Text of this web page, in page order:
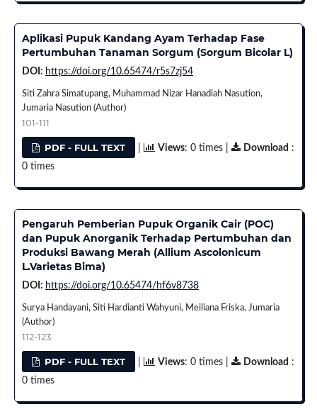
Aplikasi Pupuk Kandang Ayam Terhadap Fase
Pertumbuhan Tanaman Sorgum (Sorgum Bicolar L)
DOI: https://doi.org/10.65474/r5s7zj54
Siti Zahra Simatupang, Muhammad Nizar Hanadiah Nasution,
Jumaria Nasution (Author)
101-111
PDF - FULL TEXT Views: 0 times | Download :
0 times
Pengaruh Pemberian Pupuk Organik Cair (POC)
dan Pupuk Anorganik Terhadap Pertumbuhan dan
Produksi Bawang Merah (Allium Ascolonicum
L.Varietas Bima)
DOI: https://doi.org/10.65474/hf6v8738
Surya Handayani, Siti Hardianti Wahyuni, Meiliana Friska, Jumaria
(Author)
112-123
PDF - FULL TEXT Views: 0 times | Download :
0 times